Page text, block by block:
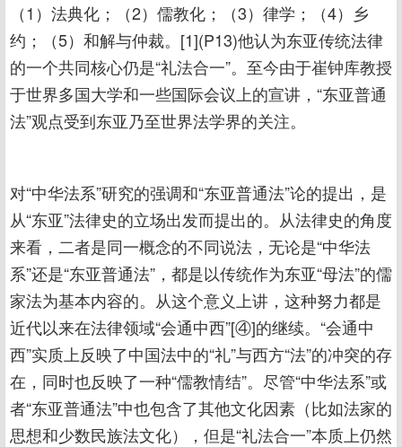
（1）法典化；（2）儒教化；（3）律学；（4）乡
约；（5）和解与仲裁。[1](P13)他认为东亚传统法律
的一个共同核心仍是“礼法合一”。至今由于崔钟库教授
于世界多国大学和一些国际会议上的宣讲，“东亚普通
法”观点受到东亚乃至世界法学界的关注。
对“中华法系”研究的强调和“东亚普通法”论的提出，是
从“东亚”法律史的立场出发而提出的。从法律史的角度
来看，二者是同一概念的不同说法，无论是“中华法
系”还是“东亚普通法”，都是以传统作为东亚“母法”的儒
家法为基本内容的。从这个意义上讲，这种努力都是
近代以来在法律领域“会通中西”[④]的继续。“会通中
西”实质上反映了中国法中的“礼”与西方“法”的冲突的存
在，同时也反映了一种“儒教情结”。尽管“中华法系”或
者“东亚普通法”中也包含了其他文化因素（比如法家的
思想和少数民族法文化），但是“礼法合一”本质上仍然